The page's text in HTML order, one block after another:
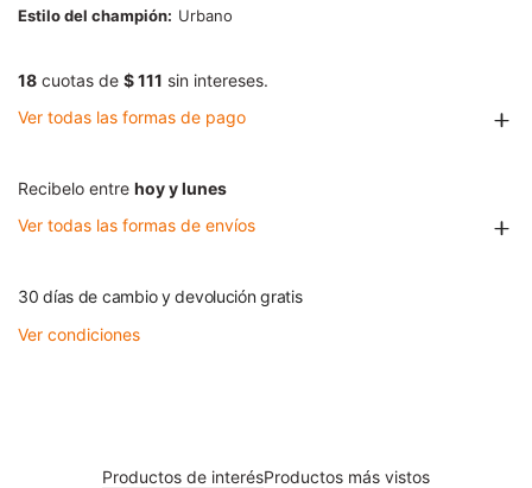
Estilo del champión
Urbano
18 cuotas de $ 111 sin intereses.
Ver todas las formas de pago
Recibelo entre hoy y lunes
Ver todas las formas de envíos
30 días de cambio y devolución gratis
Ver condiciones
Productos de interésProductos más vistos